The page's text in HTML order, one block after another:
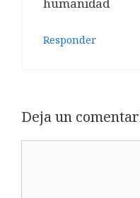
Responder
Deja un